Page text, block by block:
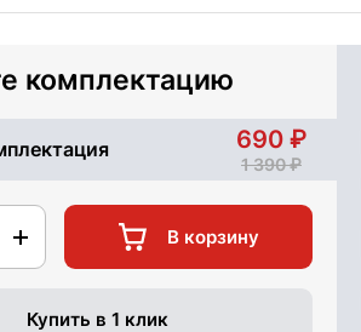
комплектацию
690
1 390
В корзину
Купить в 1 клик